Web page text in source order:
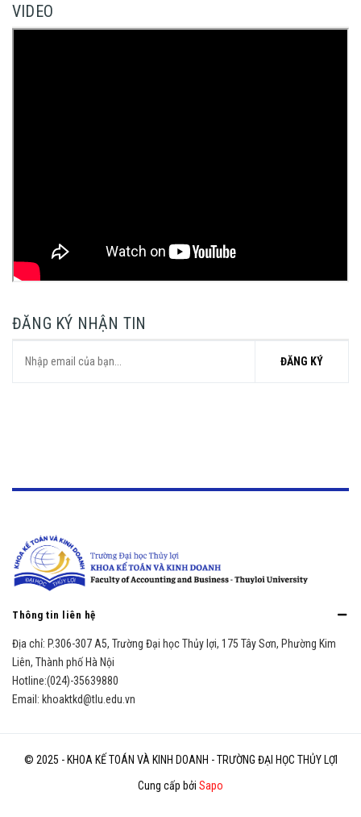
VIDEO
ĐĂNG KÝ NHẬN TIN
ĐĂNG KÝ
Thông tin liên hệ
Địa chỉ: P.306-307 A5, Trường Đại học Thủy lợi, 175 Tây Sơn, Phường Kim
Liên, Thành phố Hà Nội
Hotline:(024)-35639880
Email: khoaktkd@tlu.edu.vn
© 2025 - KHOA KẾ TOÁN VÀ KINH DOANH - TRƯỜNG ĐẠI HỌC THỦY LỢI
Cung cấp bởi Sapo